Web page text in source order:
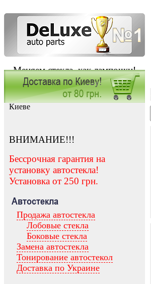
Меняем стекла, как лампочки!
Заказать установку автостекла в
Киеве
ВНИМАНИЕ!!!
Бессрочная гарантия на
установку автостекла!
Установка от 250 грн.
Автостекла
Продажа автостекла
Лобовые стекла
Боковые стекла
Замена автостекла
Тонирование автостекол
Доставка по Украине